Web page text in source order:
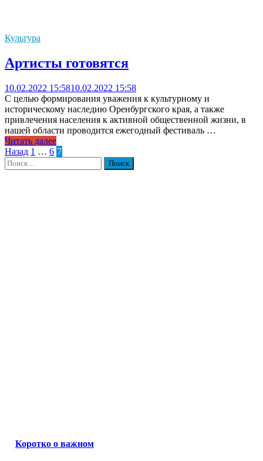
Культура
Артисты готовятся
10.02.2022 15:5810.02.2022 15:58
С целью формирования уважения к культурному и
историческому наследию Оренбургского края, а также
привлечения населения к активной общественной жизни, в
нашей области проводится ежегодный фестиваль …
Читать далее
Пагинация
записей
Назад 1 … 6 7
Найти:
Коротко о важном